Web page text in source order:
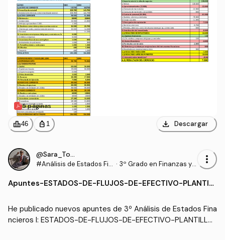
5 páginas
leaderboard46 personal_bag 1 download Descargar
@Sara_Torrado
#Análisis de Estados Fin · 3º Grado en Finanzas y
more_vert
Apuntes-ESTADOS-DE-FLUJOS-DE-EFECTIVO-PLANTILL
He publicado nuevos apuntes de 3º Análisis de Estados Fina
ncieros I: ESTADOS-DE-FLUJOS-DE-EFECTIVO-PLANTILLA.